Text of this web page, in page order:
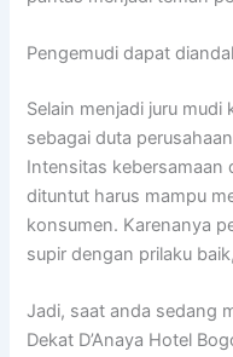
Pengemudi dapat
Selain menjadi juru mudi
sebagai duta
Intensitas kebersamaan
dituntut harus mampu
konsumen. Karenanya
supir dengan prilaku
Jadi, saat anda sedang
Dekat D’Anaya Hotel